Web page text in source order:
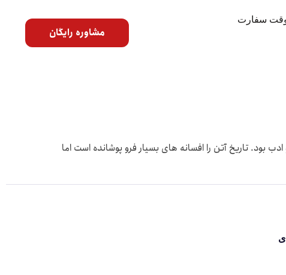
سفارت
مشاوره رایگان
تاریخ آتن را افسانه های بسیار فرو پوشانده است اما